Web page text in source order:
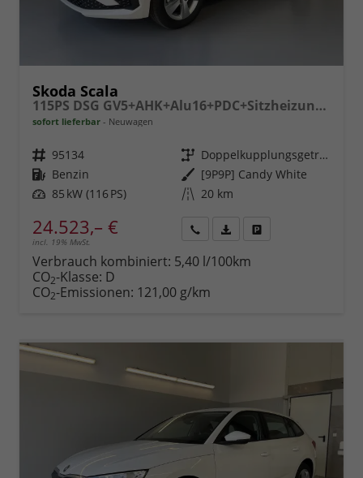
Skoda Scala
115PS DSG GV5+AHK+Alu16+PDC+Sitzheizung+App-Connect
sofort lieferbar Neuwagen
Fahrzeugnr. 95134 Getriebe
Doppelkupplungsgetriebe (DSG)
Kraftstoff Benzin Außenfarbe [9P9P] Candy White
Leistung 85 kW (116 PS) Kilometerstand 20 km
24.523,– €
incl. 19% MwSt.
anfordern
Datei,
Verbrauch kombiniert: 5,40 l/100km
CO2-Klasse: D
CO2-Emissionen: 121,00 g/km